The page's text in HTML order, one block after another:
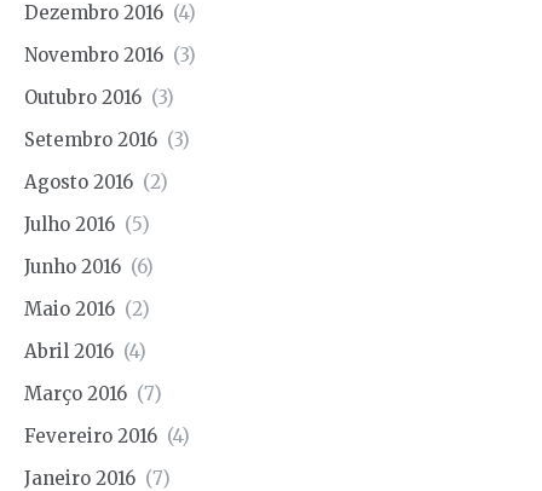
Dezembro 2016 (4)
Novembro 2016 (3)
Outubro 2016 (3)
Setembro 2016 (3)
Agosto 2016 (2)
Julho 2016 (5)
Junho 2016 (6)
Maio 2016 (2)
Abril 2016 (4)
Março 2016 (7)
Fevereiro 2016 (4)
Janeiro 2016 (7)